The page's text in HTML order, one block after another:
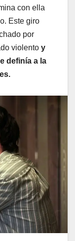
con ella
Este giro
por
violento y
definía a la